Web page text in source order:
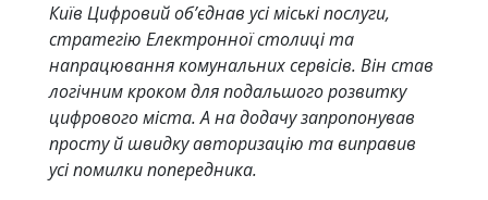
Київ Цифровий об’єднав усі міські послуги,
стратегію Електронної столиці та
напрацювання комунальних сервісів. Він став
логічним кроком для подальшого розвитку
цифрового міста. А на додачу запропонував
просту й швидку авторизацію та виправив
усі помилки попередника.